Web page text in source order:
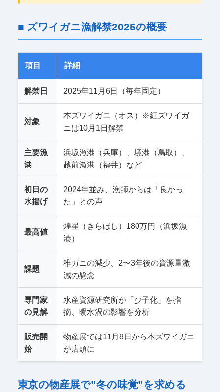
■ ズワイガニ漁解禁2025の概要
項目 詳細
解禁日 2025年11月6日（毎年固定）
対象
本ズワイガニ（オス）※紅ズワイガ
ニは10月1日解禁
主要漁
港
浜坂漁港（兵庫）、境港（鳥取）、
越前漁港（福井）など
初日の
水揚げ
2024年並み、漁師からは「良かっ
た」との声
最高値
煌星（きらぼし）180万円（浜坂漁
港）
課題
稚ガニの減少、2〜3年後の資源量激
減の懸念
専門家
の見解
水産資源研究所が「少子化」を指
摘、暖水渦の影響を分析
販売開
始
物産展では11月8日から本ズワイガニ
が店頭に
東京の物産展で”冬の味覚”を求める